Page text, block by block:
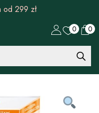
od 299 zł
0 0